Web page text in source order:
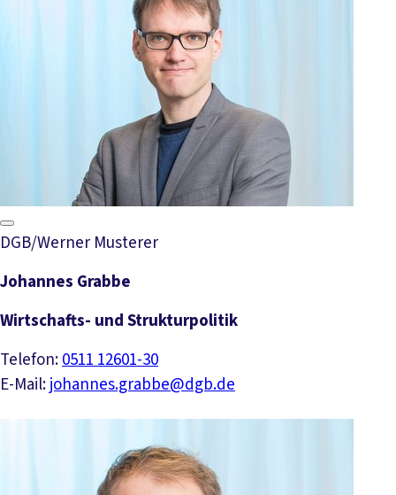
DGB/Werner Musterer
Johannes Grabbe
Wirtschafts- und Strukturpolitik
Telefon:0511 12601-30
E-Mail:johannes.grabbe@dgb.de